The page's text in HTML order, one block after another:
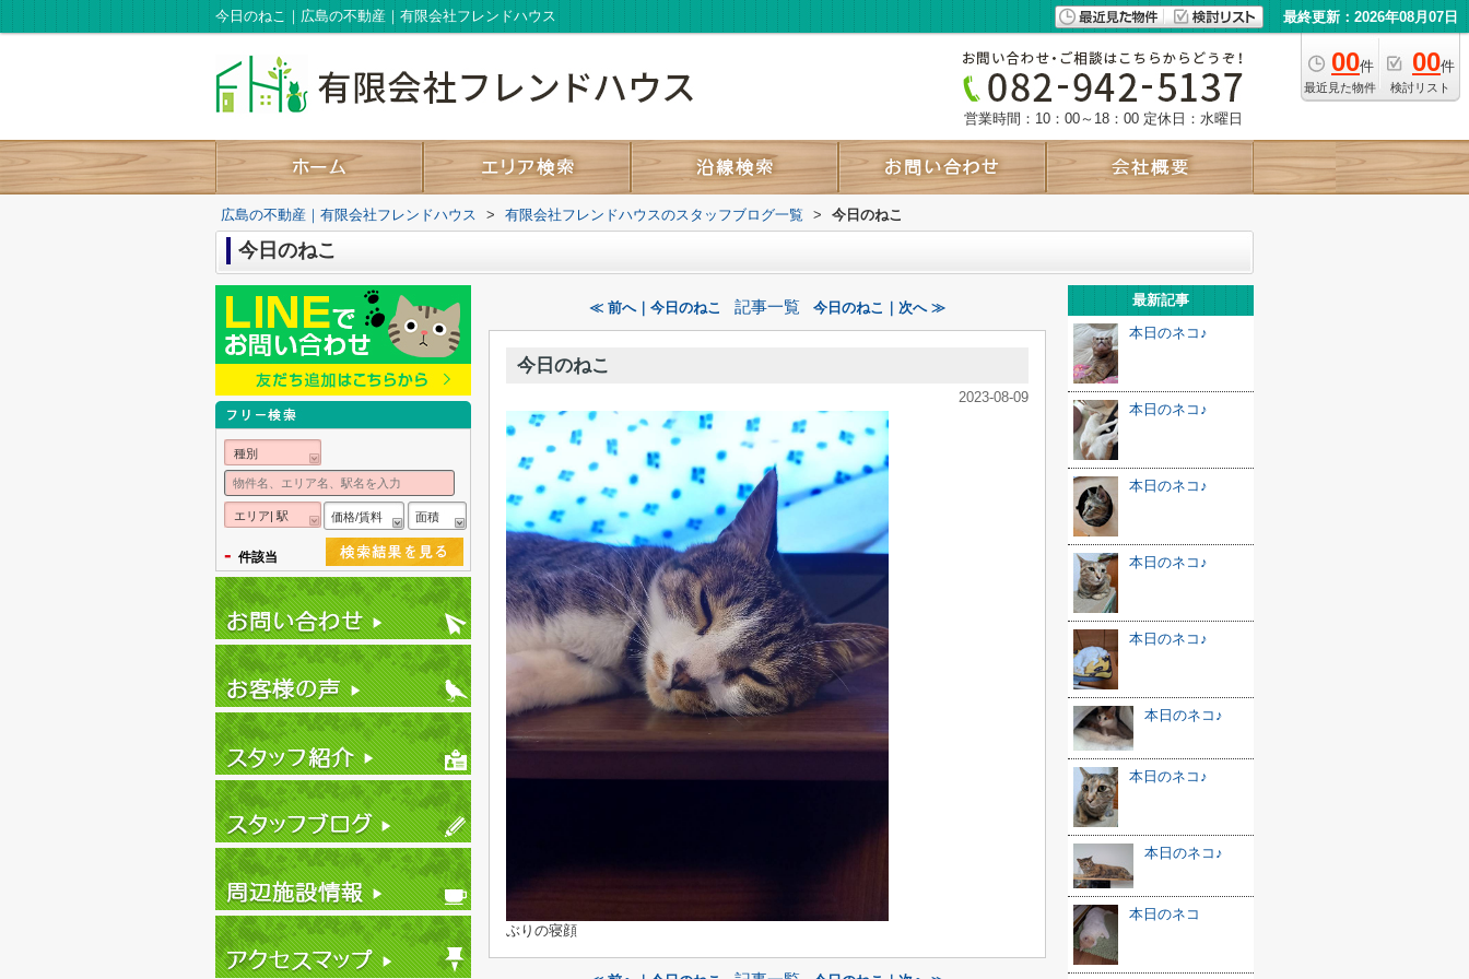
今日のねこ｜広島の不動産｜有限会社フレンドハウス 最終更新：2026年08月07日
00件
最近見た物件
00件
検討リスト
営業時間：10：00～18：00 定休日：水曜日
広島の不動産｜有限会社フレンドハウス > 有限会社フレンドハウスのスタッフブログ一覧 > 今日のねこ
今日のねこ
≪ 前へ｜今日のねこ 記事一覧 今日のねこ｜次へ ≫
今日のねこ
2023-08-09
ぶりの寝顔
最新記事
本日のネコ♪
本日のネコ♪
本日のネコ♪
本日のネコ♪
本日のネコ♪
本日のネコ♪
本日のネコ♪
本日のネコ♪
本日のネコ
種別
エリア| 駅 価格/賃料 面積
- 件該当